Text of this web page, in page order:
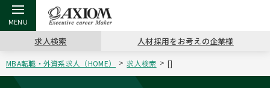
戻る
戻る
戻る
戻る
戻る
戻る
求人検索 人材採用をお考えの企業様
MBA転職・外資系求人（HOME） 求人検索 []